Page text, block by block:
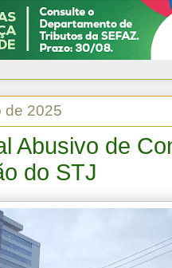
de 2025
Abusivo de
do STJ